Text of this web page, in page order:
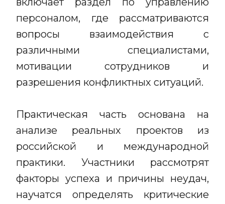
персоналом, где рассматриваются
вопросы взаимодействия с
различными специалистами,
мотивации сотрудников и
разрешения конфликтных ситуаций.
Практическая часть основана на
анализе реальных проектов из
российской и международной
практики. Участники рассмотрят
факторы успеха и причины неудач,
научатся определять критические